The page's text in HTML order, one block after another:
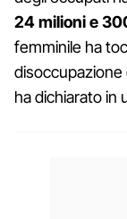
24 milioni e
femminile ha
disoccupazione
ha dichiarato in